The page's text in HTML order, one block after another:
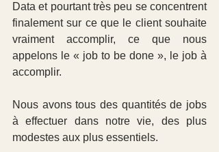
Data et pourtant très peu se concentrent
finalement sur ce que le client souhaite
vraiment accomplir, ce que nous
appelons le « job to be done », le job à
accomplir.
Nous avons tous des quantités de jobs
à effectuer dans notre vie, des plus
modestes aux plus essentiels.